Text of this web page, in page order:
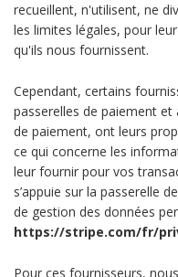
recueillent, n'utilisent, ne
les limites légales, pour
qu'ils nous fournissent.
Cependant, certains
passerelles de paiement
de paiement, ont leurs
ce qui concerne les
leur fournir pour vos
s’appuie sur la passerelle
de gestion des données
https://stripe.com/fr/
Pour ces fournisseurs,